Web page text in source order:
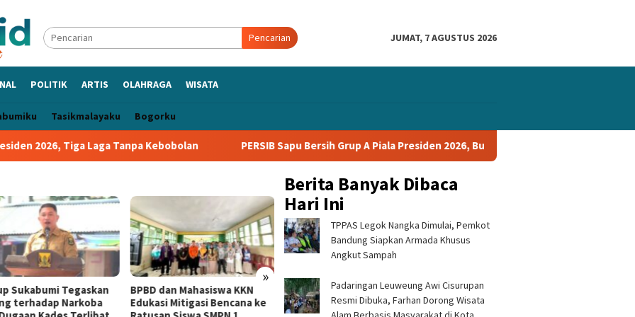
Pencarian JUMAT, 7 AGUSTUS 2026
POLITIK ARTIS OLAHRAGA WISATA
Tasikmalayaku Bogorku
2026, Tiga Laga Tanpa Kebobolan PERSIB Sapu Bersih Grup A Piala Presiden 2026, Bungkam Tampines Rovers 1-0 dan
»
Sukabumi Tegaskan
terhadap Narkoba
BPBD dan Mahasiswa KKN
Edukasi Mitigasi Bencana ke
Rencana Hiburan Reggae di
Purwasedar Dipersoalkan,
SIM Keliling Polres Sukabumi
Buka Layanan di Cikembar
Berita Banyak Dibaca
Hari Ini
TPPAS Legok Nangka Dimulai, Pemkot
Bandung Siapkan Armada Khusus
Angkut Sampah
Padaringan Leuweung Awi Cisurupan
Resmi Dibuka, Farhan Dorong Wisata